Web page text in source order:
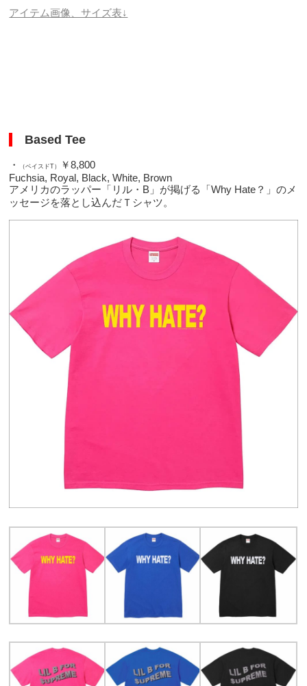
アイテム画像、サイズ表↓
Based Tee
・ （ベイスドT）
￥8,800
Fuchsia, Royal, Black, White, Brown
アメリカのラッパー「リル・B」が掲げる「Why Hate？」のメ
ッセージを落とし込んだＴシャツ。